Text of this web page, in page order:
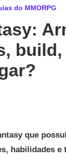
do MMORPG
build,
que
habilidades e